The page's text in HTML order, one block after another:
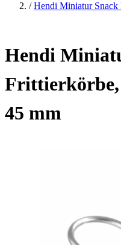
/ Hendi Miniatur
Hendi
Frittierkörbe,
45 mm